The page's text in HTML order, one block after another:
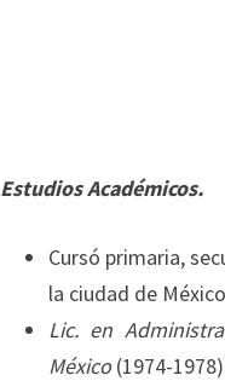
Estudios Académicos.
Cursó primaria,
la ciudad de
Lic. en
México(1974-